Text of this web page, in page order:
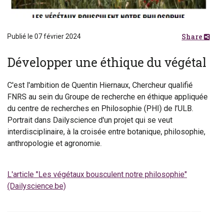
Publié le 07 février 2024 Share
Développer une éthique du végétal
C'est l'ambition de Quentin Hiernaux, Chercheur qualifié
FNRS au sein du Groupe de recherche en éthique appliquée
du centre de recherches en Philosophie (PHI) de l’ULB.
Portrait dans Dailyscience d'un projet qui se veut
interdisciplinaire, à la croisée entre botanique, philosophie,
anthropologie et agronomie.
L'article "Les végétaux bousculent notre philosophie"
(Dailyscience.be)